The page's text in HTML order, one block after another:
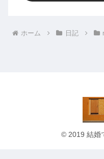
ホーム 日記
© 2019 結婚